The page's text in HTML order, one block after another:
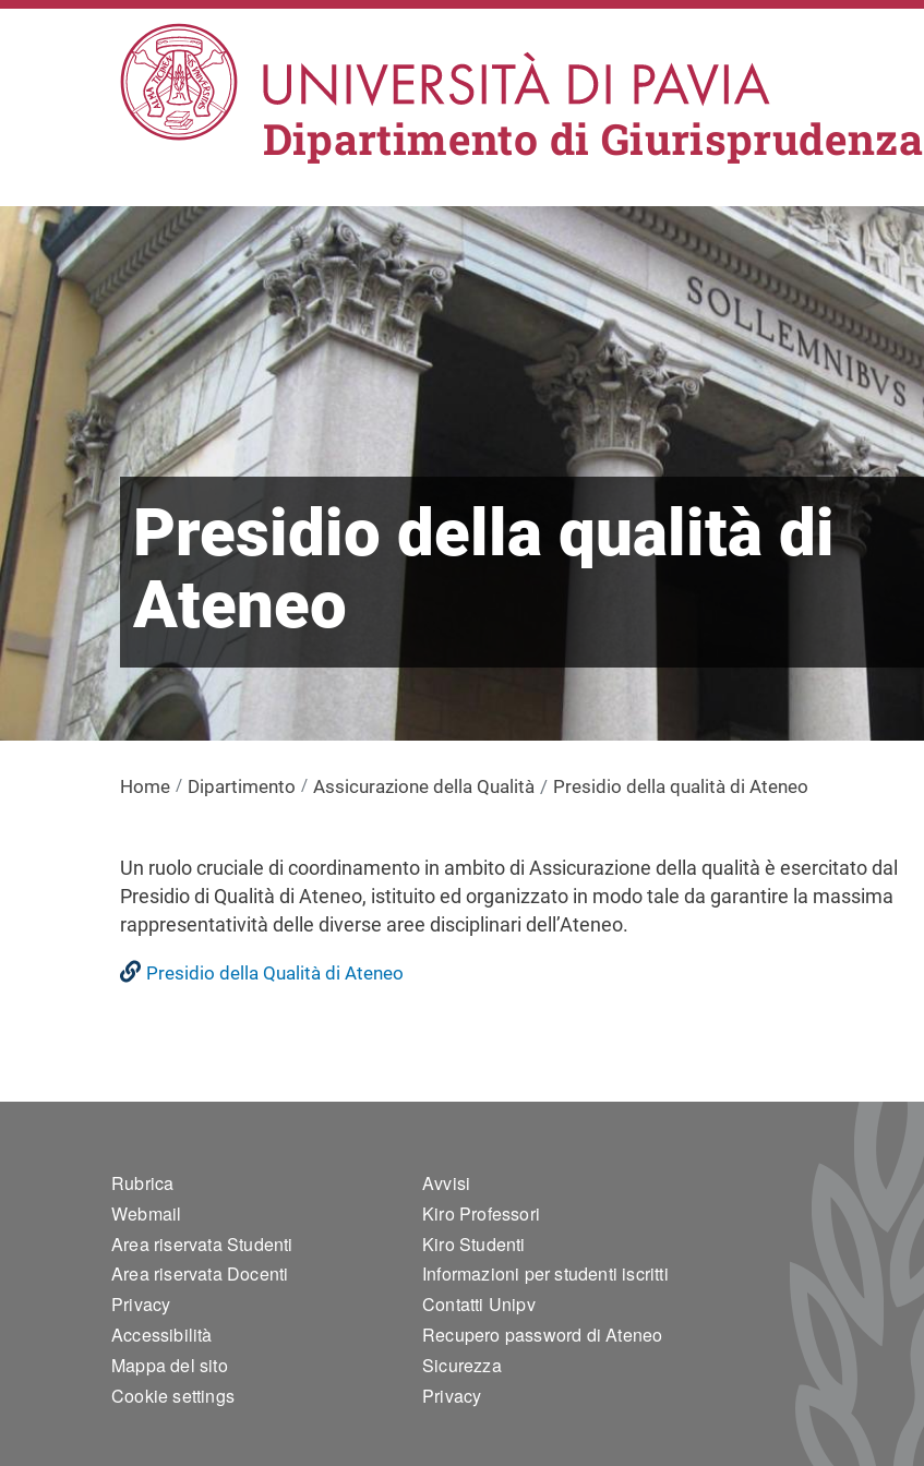
Salta al contenuto principale
Dipartimento di Giurisprudenza
Presidio della qualità di
Ateneo
Home Dipartimento Assicurazione della Qualità Presidio della qualità di Ateneo
Un ruolo cruciale di coordinamento in ambito di Assicurazione della qualità è esercitato dal
Presidio di Qualità di Ateneo, istituito ed organizzato in modo tale da garantire la massima
rappresentatività delle diverse aree disciplinari dell’Ateneo.
Presidio della Qualità di Ateneo
Footer 1
Rubrica
Webmail
Area riservata Studenti
Area riservata Docenti
Privacy
Accessibilità
Mappa del sito
Cookie settings
Footer 2
Avvisi
Kiro Professori
Kiro Studenti
Informazioni per studenti iscritti
Contatti Unipv
Recupero password di Ateneo
Sicurezza
Privacy